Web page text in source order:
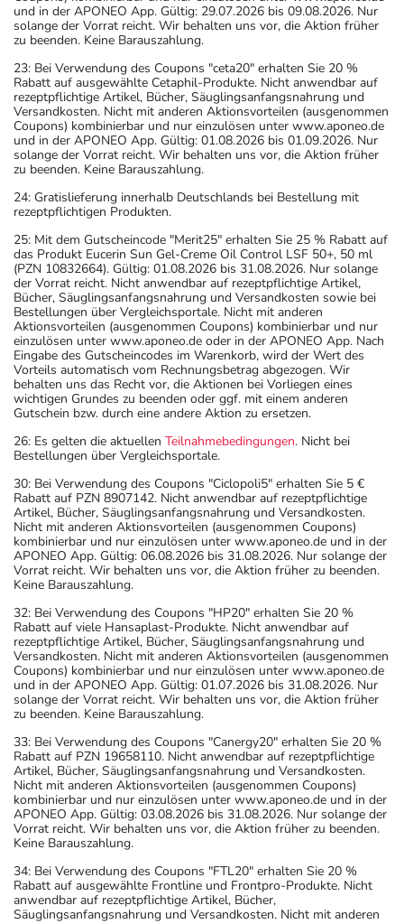
und in der APONEO App. Gültig: 29.07.2026 bis 09.08.2026. Nur
solange der Vorrat reicht. Wir behalten uns vor, die Aktion früher
zu beenden. Keine Barauszahlung.
23: Bei Verwendung des Coupons "ceta20" erhalten Sie 20 %
Rabatt auf ausgewählte Cetaphil-Produkte. Nicht anwendbar auf
rezeptpflichtige Artikel, Bücher, Säuglingsanfangsnahrung und
Versandkosten. Nicht mit anderen Aktionsvorteilen (ausgenommen
Coupons) kombinierbar und nur einzulösen unter www.aponeo.de
und in der APONEO App. Gültig: 01.08.2026 bis 01.09.2026. Nur
solange der Vorrat reicht. Wir behalten uns vor, die Aktion früher
zu beenden. Keine Barauszahlung.
24: Gratislieferung innerhalb Deutschlands bei Bestellung mit
rezeptpflichtigen Produkten.
25: Mit dem Gutscheincode "Merit25" erhalten Sie 25 % Rabatt auf
das Produkt Eucerin Sun Gel-Creme Oil Control LSF 50+, 50 ml
(PZN 10832664). Gültig: 01.08.2026 bis 31.08.2026. Nur solange
der Vorrat reicht. Nicht anwendbar auf rezeptpflichtige Artikel,
Bücher, Säuglingsanfangsnahrung und Versandkosten sowie bei
Bestellungen über Vergleichsportale. Nicht mit anderen
Aktionsvorteilen (ausgenommen Coupons) kombinierbar und nur
einzulösen unter www.aponeo.de oder in der APONEO App. Nach
Eingabe des Gutscheincodes im Warenkorb, wird der Wert des
Vorteils automatisch vom Rechnungsbetrag abgezogen. Wir
behalten uns das Recht vor, die Aktionen bei Vorliegen eines
wichtigen Grundes zu beenden oder ggf. mit einem anderen
Gutschein bzw. durch eine andere Aktion zu ersetzen.
26: Es gelten die aktuellen Teilnahmebedingungen. Nicht bei
Bestellungen über Vergleichsportale.
30: Bei Verwendung des Coupons "Ciclopoli5" erhalten Sie 5 €
Rabatt auf PZN 8907142. Nicht anwendbar auf rezeptpflichtige
Artikel, Bücher, Säuglingsanfangsnahrung und Versandkosten.
Nicht mit anderen Aktionsvorteilen (ausgenommen Coupons)
kombinierbar und nur einzulösen unter www.aponeo.de und in der
APONEO App. Gültig: 06.08.2026 bis 31.08.2026. Nur solange der
Vorrat reicht. Wir behalten uns vor, die Aktion früher zu beenden.
Keine Barauszahlung.
32: Bei Verwendung des Coupons "HP20" erhalten Sie 20 %
Rabatt auf viele Hansaplast-Produkte. Nicht anwendbar auf
rezeptpflichtige Artikel, Bücher, Säuglingsanfangsnahrung und
Versandkosten. Nicht mit anderen Aktionsvorteilen (ausgenommen
Coupons) kombinierbar und nur einzulösen unter www.aponeo.de
und in der APONEO App. Gültig: 01.07.2026 bis 31.08.2026. Nur
solange der Vorrat reicht. Wir behalten uns vor, die Aktion früher
zu beenden. Keine Barauszahlung.
33: Bei Verwendung des Coupons "Canergy20" erhalten Sie 20 %
Rabatt auf PZN 19658110. Nicht anwendbar auf rezeptpflichtige
Artikel, Bücher, Säuglingsanfangsnahrung und Versandkosten.
Nicht mit anderen Aktionsvorteilen (ausgenommen Coupons)
kombinierbar und nur einzulösen unter www.aponeo.de und in der
APONEO App. Gültig: 03.08.2026 bis 31.08.2026. Nur solange der
Vorrat reicht. Wir behalten uns vor, die Aktion früher zu beenden.
Keine Barauszahlung.
34: Bei Verwendung des Coupons "FTL20" erhalten Sie 20 %
Rabatt auf ausgewählte Frontline und Frontpro-Produkte. Nicht
anwendbar auf rezeptpflichtige Artikel, Bücher,
Säuglingsanfangsnahrung und Versandkosten. Nicht mit anderen